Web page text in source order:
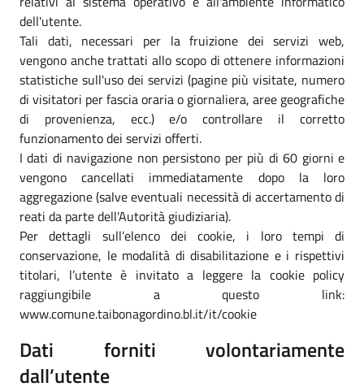
dell'utente.
Tali dati, necessari per la fruizione dei servizi web,
vengono anche trattati allo scopo di ottenere informazioni
statistiche sull'uso dei servizi (pagine più visitate, numero
di visitatori per fascia oraria o giornaliera, aree geografiche
di provenienza, ecc.) e/o controllare il corretto
funzionamento dei servizi offerti.
I dati di navigazione non persistono per più di 60 giorni e
vengono cancellati immediatamente dopo la loro
aggregazione (salve eventuali necessità di accertamento di
reati da parte dell'Autorità giudiziaria).
Per dettagli sull’elenco dei cookie, i loro tempi di
conservazione, le modalità di disabilitazione e i rispettivi
titolari, l’utente è invitato a leggere la cookie policy
raggiungibile a questo link:
www.comune.taibonagordino.bl.it/it/cookie
Dati forniti volontariamente
dall’utente